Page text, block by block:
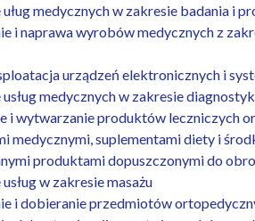
medycznych w zakresie badania i
i naprawa wyrobów medycznych z
urządzeń elektronicznych i
medycznych w zakresie
i wytwarzanie produktów leczniczych
medycznymi, suplementami diety i
produktami dopuszczonymi do
w zakresie masażu
i dobieranie przedmiotów